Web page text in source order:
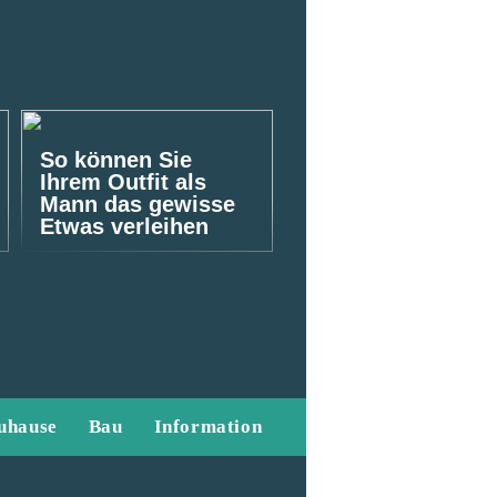
So können Sie
Ihrem Outfit als
Mann das gewisse
Etwas verleihen
Bau Information